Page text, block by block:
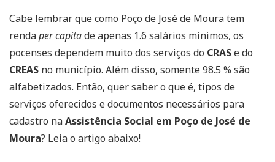
Cabe lembrar que como Poço de José de Moura tem
rendaper capitade apenas 1.6 salários mínimos, os
pocenses dependem muito dos serviços do CRASe do
CREAS no município. Além disso, somente 98.5 % são
alfabetizados. Então, quer saber o que é, tipos de
serviços oferecidos e documentos necessários para
cadastro naAssistência Social em Poço de José de
Moura? Leia o artigo abaixo!